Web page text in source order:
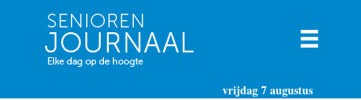
vrijdag 7 augustus